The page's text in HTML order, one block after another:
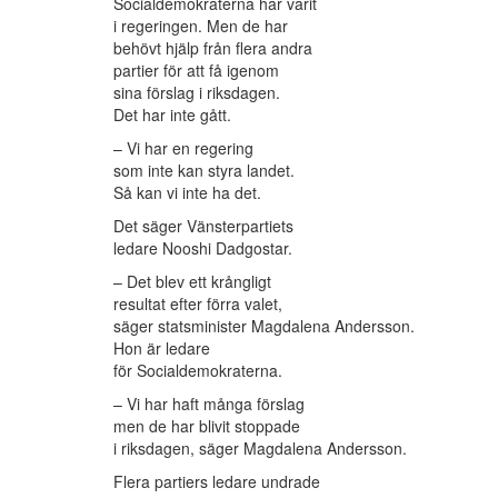
i regeringen. Men de har
behövt hjälp från flera andra
partier för att få igenom
sina förslag i riksdagen.
Det har inte gått.
– Vi har en regering
som inte kan styra landet.
Så kan vi inte ha det.
Det säger Vänsterpartiets
ledare Nooshi Dadgostar.
– Det blev ett krångligt
resultat efter förra valet,
säger statsminister Magdalena Andersson.
Hon är ledare
för Socialdemokraterna.
– Vi har haft många förslag
men de har blivit stoppade
i riksdagen, säger Magdalena Andersson.
Flera partiers ledare undrade